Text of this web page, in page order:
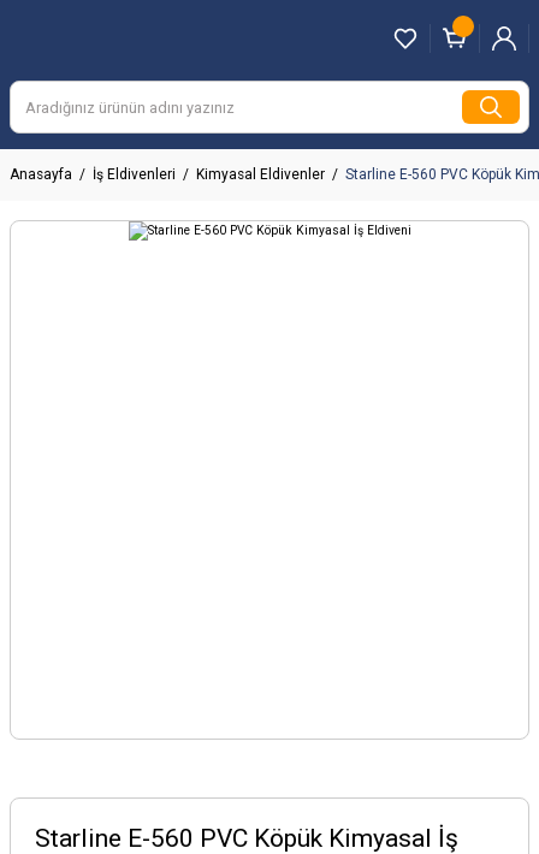
Anasayfa İş Eldivenleri Kimyasal Eldivenler Starline E-560 PVC Köpük
Starline E-560 PVC Köpük Kimyasal İş